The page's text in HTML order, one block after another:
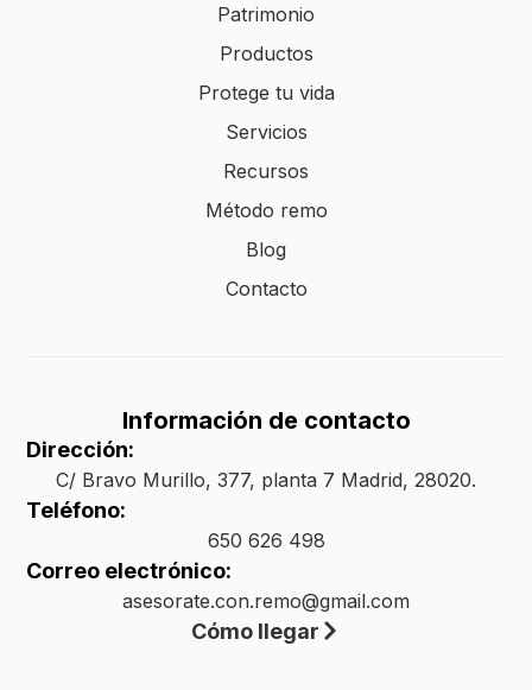
Patrimonio
Productos
Protege tu vida
Servicios
Recursos
Método remo
Blog
Contacto
Información de contacto
Dirección:
C/ Bravo Murillo, 377, planta 7 Madrid, 28020.
Teléfono:
650 626 498
Correo electrónico:
asesorate.con.remo@gmail.com
Cómo llegar